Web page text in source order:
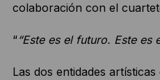
colaboración con el
““Este es el futuro. Este es
​​Las dos entidades